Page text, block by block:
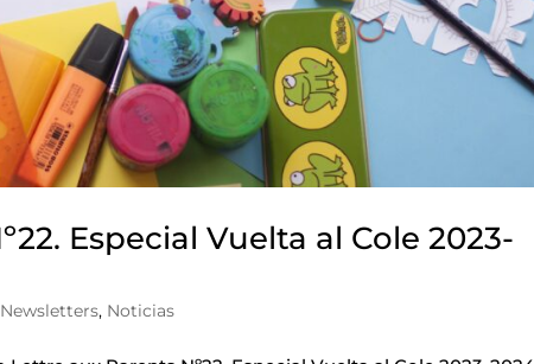
Especial Vuelta al Cole 2023-
Newsletters, Noticias